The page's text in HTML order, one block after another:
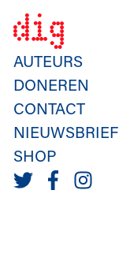
AUTEURS
DONEREN
CONTACT
NIEUWSBRIEF
SHOP